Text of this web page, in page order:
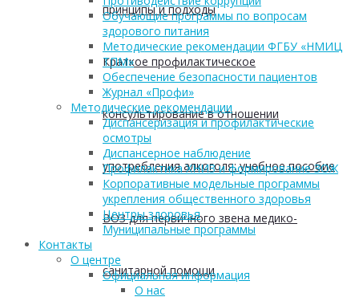
принципы и подходы
Краткое профилактическое
консультирование в отношении
употребления алкоголя: учебное пособие
ВОЗ для первичного звена медико-
санитарной помощи
Обучающие программы по вопросам
здорового питания
Методические рекомендации ФГБУ «НМИЦ
ТПМ»
Обеспечение безопасности пациентов
Журнал «Профи»
Методические рекомендации
Диспансеризация и профилактические
осмотры
Диспансерное наблюдение
Профилактика ХНИЗ и формирование ЗОЖ
Корпоративные модельные программы
укрепления общественного здоровья
Центры здоровья
Муниципальные программы
Контакты
О центре
Официальная информация
О нас